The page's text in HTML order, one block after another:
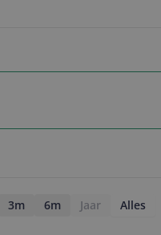
3m 6m Jaar Alles